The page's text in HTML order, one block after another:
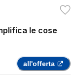
le cose
all'offerta